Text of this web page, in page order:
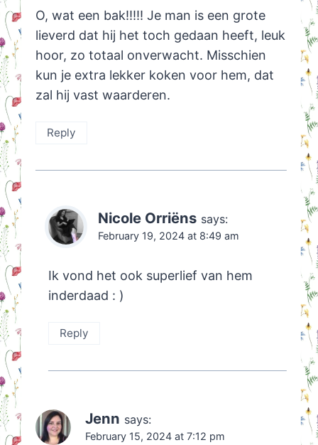
O, wat een bak!!!!! Je man is een grote
lieverd dat hij het toch gedaan heeft, leuk
hoor, zo totaal onverwacht. Misschien
kun je extra lekker koken voor hem, dat
zal hij vast waarderen.
Reply
Nicole Orriëns says:
February 19, 2024 at 8:49 am
Ik vond het ook superlief van hem
inderdaad : )
Reply
Jenn says:
February 15, 2024 at 7:12 pm